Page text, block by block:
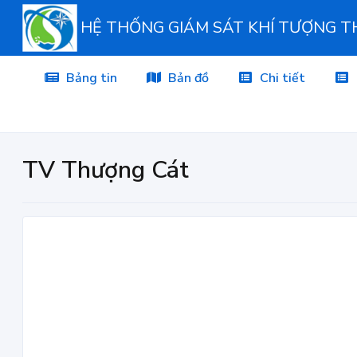
HỆ THỐNG GIÁM SÁT KHÍ TƯỢNG
Bảng tin Bản đồ Chi tiết
TV Thượng Cát